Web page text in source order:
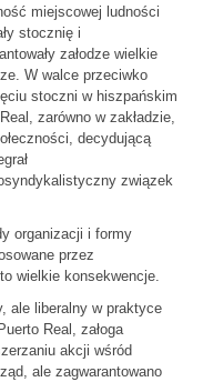
miejscowej ludności
stocznię i
załodze wielkie
W walce przeciwko
stoczni w hiszpańskim
zarówno w zakładzie,
decydującą
związek
organizacji i formy
przez
wielkie konsekwencje.
ale liberalny w praktyce
Real, załoga
akcji wśród
ale zagwarantowano